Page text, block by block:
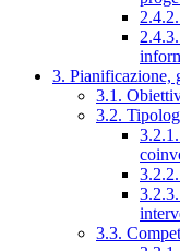
3. Pianificazione,
3.1.
3.2.
3.3.